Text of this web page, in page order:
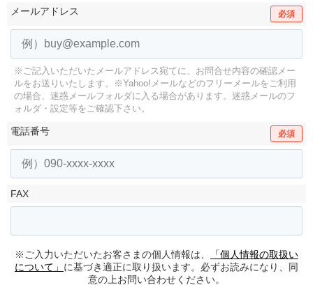
メールアドレス 必須
※ご記入いただいたメールアドレス宛てに、お問合せ内容の確認メー
ルをお送りいたします。
※Yahoo!メールなどのフリーメールをご利用
の場合、迷惑メールフォルダに入る場合があります。 迷惑メールのフ
ォルダ・設定等をご確認下さい。
電話番号 必須
FAX
※ご入力いただいたお客さまの個人情報は、
「個人情報の取扱い
について」 に基づき適正に取り扱います。必ずお読みになり、同
意の上お問い合わせください。